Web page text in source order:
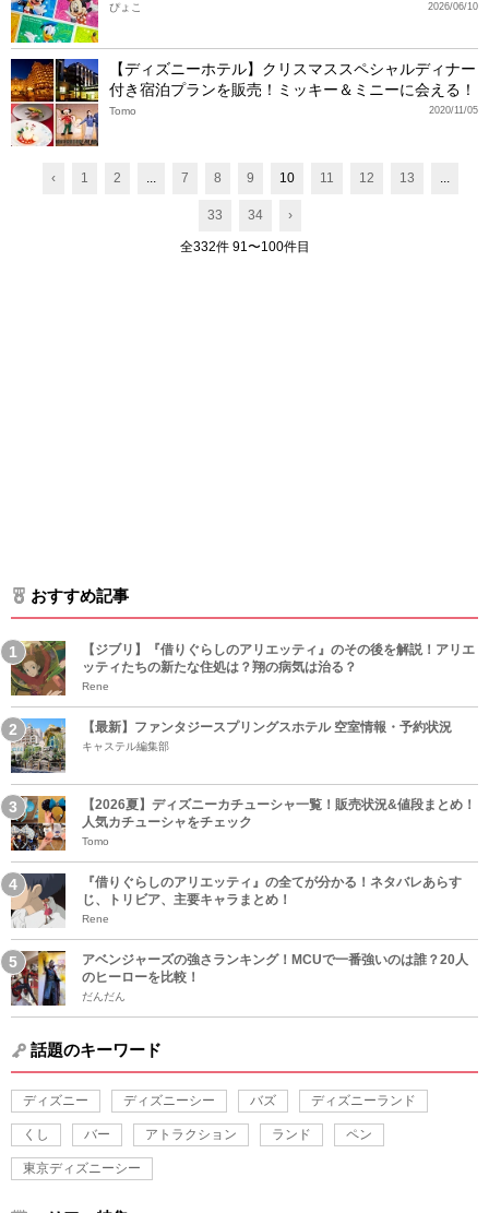
2026/06/10
ぴょこ
【ディズニーホテル】クリスマススペシャルディナー
付き宿泊プランを販売！ミッキー＆ミニーに会える！
2020/11/05
Tomo
‹ 1 2 ... 7 8 9 10 11 12 13 ...
33 34 ›
全332件 91〜100件目
おすすめ記事
【ジブリ】『借りぐらしのアリエッティ』のその後を解説！アリエ
ッティたちの新たな住処は？翔の病気は治る？
Rene
【最新】ファンタジースプリングスホテル 空室情報・予約状況
キャステル編集部
【2026夏】ディズニーカチューシャ一覧！販売状況&値段まとめ！
人気カチューシャをチェック
Tomo
『借りぐらしのアリエッティ』の全てが分かる！ネタバレあらす
じ、トリビア、主要キャラまとめ！
Rene
アベンジャーズの強さランキング！MCUで一番強いのは誰？20人
のヒーローを比較！
だんだん
話題のキーワード
ディズニー ディズニーシー バズ ディズニーランド
くし バー アトラクション ランド ペン
東京ディズニーシー